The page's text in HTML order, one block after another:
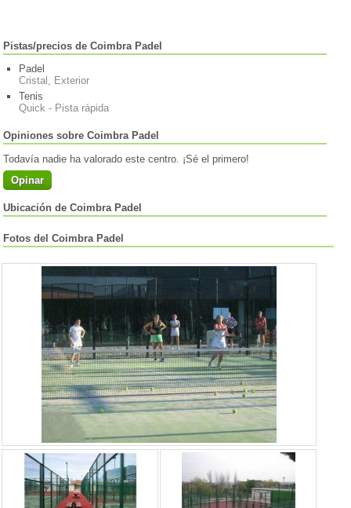
Pistas/precios de Coimbra Padel
Padel
Cristal, Exterior
Tenis
Quick - Pista rápida
Opiniones sobre Coimbra Padel
Todavía nadie ha valorado este centro. ¡Sé el primero!
Opinar
Ubicación de Coimbra Padel
Fotos del Coimbra Padel